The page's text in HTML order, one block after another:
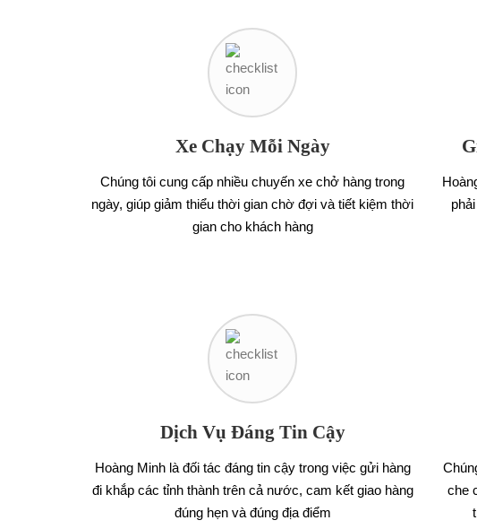
Xe Chạy Mỗi Ngày
Chúng tôi cung cấp nhiều chuyến xe chở hàng trong
ngày, giúp giảm thiểu thời gian chờ đợi và tiết kiệm thời
gian cho khách hàng
Dịch Vụ Đáng Tin Cậy
Hoàng Minh là đối tác đáng tin cậy trong việc gửi hàng
đi khắp các tỉnh thành trên cả nước, cam kết giao hàng
đúng hẹn và đúng địa điểm
che